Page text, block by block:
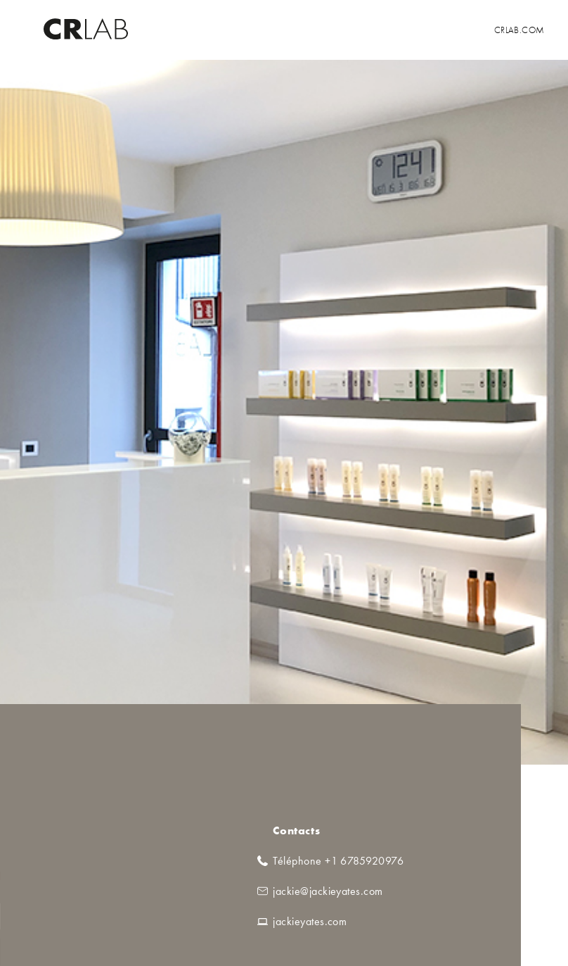
CRLAB.COM
Contacts
Téléphone +1 6785920976
jackie@jackieyates.com
jackieyates.com